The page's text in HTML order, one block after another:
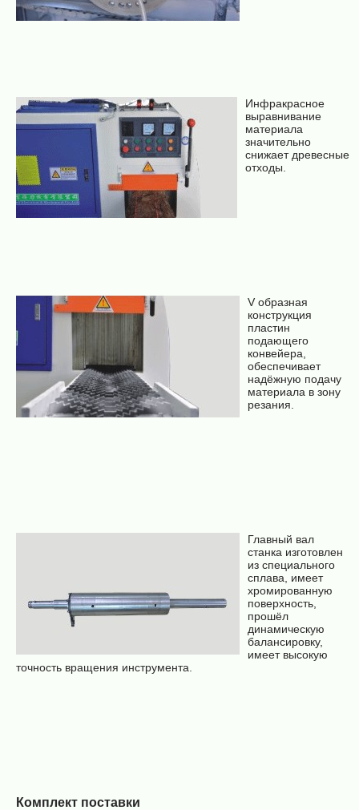
Инфракрасное
выравнивание
материала
значительно
снижает древесные
отходы.
V образная
конструкция
пластин
подающего
конвейера,
обеспечивает
надёжную подачу
материала в зону
резания.
Главный вал
станка изготовлен
из специального
сплава, имеет
хромированную
поверхность,
прошёл
динамическую
балансировку,
имеет высокую
точность вращения инструмента.
Комплект поставки